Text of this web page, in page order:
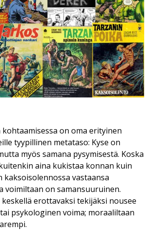
on oma erityinen
tyypillinen metataso: Kyse on
myös samana pysymisestä. Koska
aina kukistaa konnan kuin
kaksoisolennossa vastaansa
voimiltaan on samansuuruinen.
keskellä erottavaksi tekijäksi nousee
psykologinen voima; moraaliltaan